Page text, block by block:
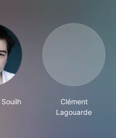
Clément
Lagouarde